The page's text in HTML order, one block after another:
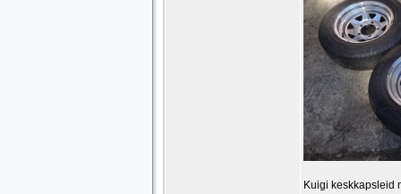
Kuigi keskkapsleid